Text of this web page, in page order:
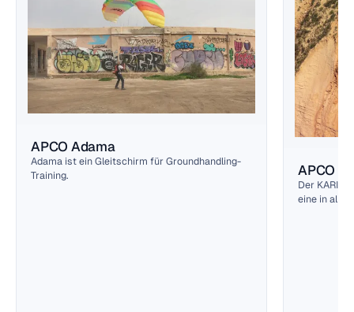
APCO Adama
Adama ist ein Gleitschirm für Groundhandling-
Training.
APCO
Der
eine in